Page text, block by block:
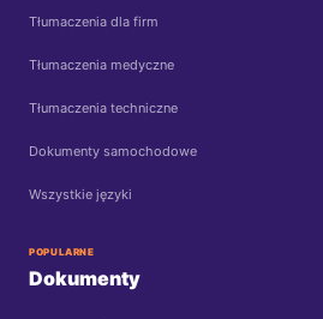
Tłumaczenia dla firm
Tłumaczenia medyczne
Tłumaczenia techniczne
Dokumenty samochodowe
Wszystkie języki
POPULARNE
Dokumenty